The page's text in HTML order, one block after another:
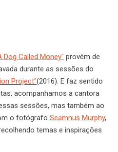
Dog Called Money" provém de
durante as sessões do
Project"(2016). E faz sentido
acompanhamos a cantora
sessões, mas também ao
o fotógrafo Seamnus Murphy,
temas e inspirações